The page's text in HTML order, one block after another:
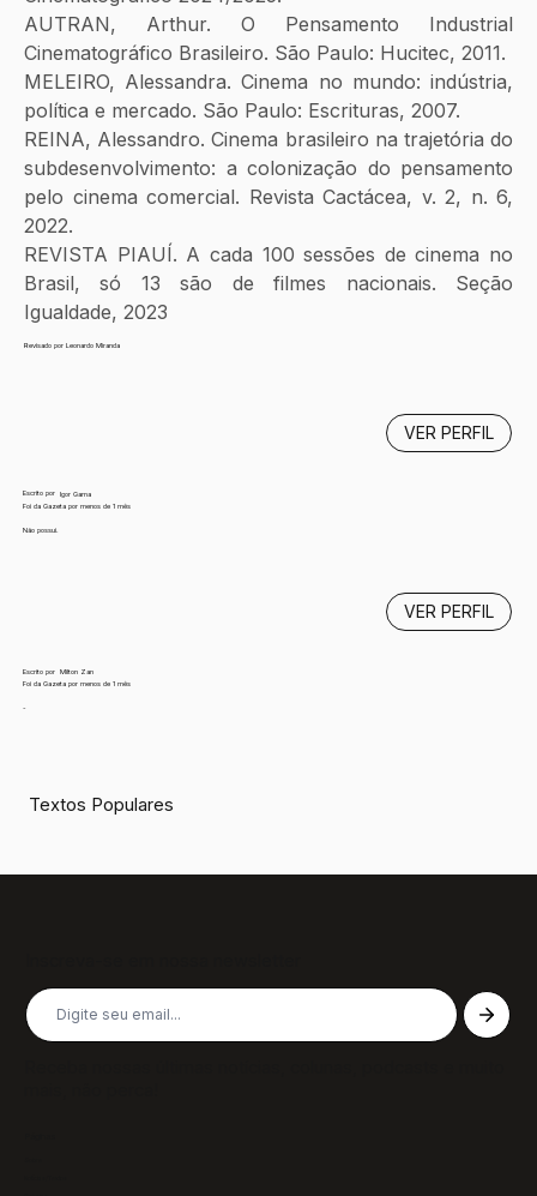
AUTRAN, Arthur. O Pensamento Industrial
Cinematográfico Brasileiro. São Paulo: Hucitec, 2011.
MELEIRO, Alessandra. Cinema no mundo: indústria,
política e mercado. São Paulo: Escrituras, 2007.
REINA, Alessandro. Cinema brasileiro na trajetória do
subdesenvolvimento: a colonização do pensamento
pelo cinema comercial. Revista Cactácea, v. 2, n. 6,
2022.
REVISTA PIAUÍ. A cada 100 sessões de cinema no
Brasil, só 13 são de filmes nacionais. Seção
Igualdade, 2023
Revisado por Leonardo Miranda
Escrito por
Igor Gama
Foi da Gazeta por menos de 1 mês
Não possui.
VER PERFIL
Escrito por
Milton Zan
Foi da Gazeta por menos de 1 mês
-
VER PERFIL
Textos Populares